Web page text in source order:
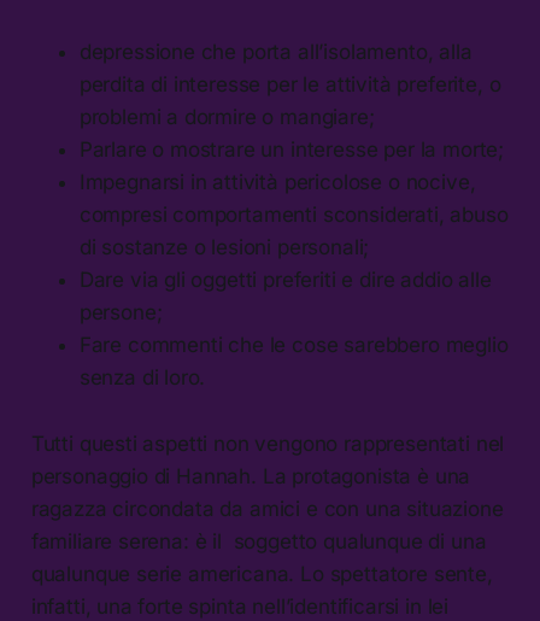
depressione che porta all’isolamento, alla
perdita di interesse per le attività preferite, o
problemi a dormire o mangiare;
Parlare o mostrare un interesse per la morte;
Impegnarsi in attività pericolose o nocive,
compresi comportamenti sconsiderati, abuso
di sostanze o lesioni personali;
Dare via gli oggetti preferiti e dire addio alle
persone;
Fare commenti che le cose sarebbero meglio
senza di loro.
Tutti questi aspetti non vengono rappresentati nel
personaggio di Hannah. La protagonista è una
ragazza circondata da amici e con una situazione
familiare serena: è il soggetto qualunque di una
qualunque serie americana. Lo spettatore sente,
infatti, una forte spinta nell’identificarsi in lei